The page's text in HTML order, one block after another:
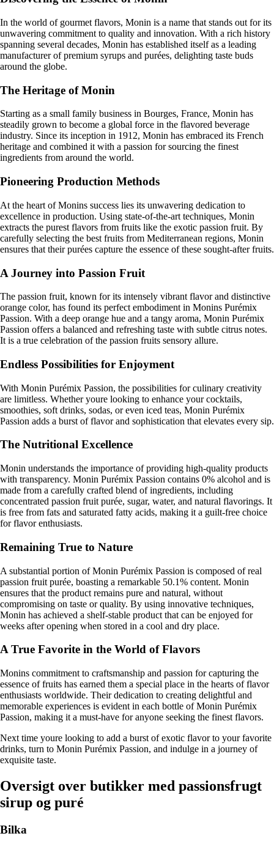
In the world of gourmet flavors, Monin is a name that stands out for its
unwavering commitment to quality and innovation. With a rich history
spanning several decades, Monin has established itself as a leading
manufacturer of premium syrups and purées, delighting taste buds
around the globe.
The Heritage of Monin
Starting as a small family business in Bourges, France, Monin has
steadily grown to become a global force in the flavored beverage
industry. Since its inception in 1912, Monin has embraced its French
heritage and combined it with a passion for sourcing the finest
ingredients from around the world.
Pioneering Production Methods
At the heart of Monins success lies its unwavering dedication to
excellence in production. Using state-of-the-art techniques, Monin
extracts the purest flavors from fruits like the exotic passion fruit. By
carefully selecting the best fruits from Mediterranean regions, Monin
ensures that their purées capture the essence of these sought-after fruits.
A Journey into Passion Fruit
The passion fruit, known for its intensely vibrant flavor and distinctive
orange color, has found its perfect embodiment in Monins Purémix
Passion. With a deep orange hue and a tangy aroma, Monin Purémix
Passion offers a balanced and refreshing taste with subtle citrus notes.
It is a true celebration of the passion fruits sensory allure.
Endless Possibilities for Enjoyment
With Monin Purémix Passion, the possibilities for culinary creativity
are limitless. Whether youre looking to enhance your cocktails,
smoothies, soft drinks, sodas, or even iced teas, Monin Purémix
Passion adds a burst of flavor and sophistication that elevates every sip.
The Nutritional Excellence
Monin understands the importance of providing high-quality products
with transparency. Monin Purémix Passion contains 0% alcohol and is
made from a carefully crafted blend of ingredients, including
concentrated passion fruit purée, sugar, water, and natural flavorings. It
is free from fats and saturated fatty acids, making it a guilt-free choice
for flavor enthusiasts.
Remaining True to Nature
A substantial portion of Monin Purémix Passion is composed of real
passion fruit purée, boasting a remarkable 50.1% content. Monin
ensures that the product remains pure and natural, without
compromising on taste or quality. By using innovative techniques,
Monin has achieved a shelf-stable product that can be enjoyed for
weeks after opening when stored in a cool and dry place.
A True Favorite in the World of Flavors
Monins commitment to craftsmanship and passion for capturing the
essence of fruits has earned them a special place in the hearts of flavor
enthusiasts worldwide. Their dedication to creating delightful and
memorable experiences is evident in each bottle of Monin Purémix
Passion, making it a must-have for anyone seeking the finest flavors.
Next time youre looking to add a burst of exotic flavor to your favorite
drinks, turn to Monin Purémix Passion, and indulge in a journey of
exquisite taste.
Oversigt over butikker med passionsfrugt
sirup og puré
Bilka